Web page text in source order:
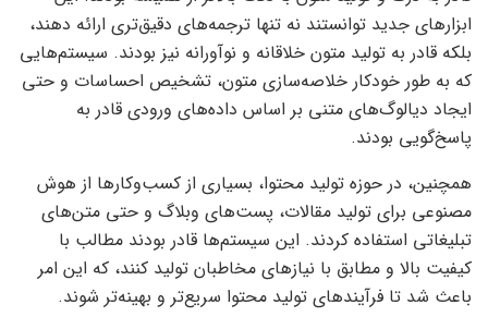
ابزارهای جدید توانستند نه تنها ترجمه‌های دقیق‌تری ارائه دهند،
بلکه قادر به تولید متون خلاقانه و نوآورانه نیز بودند. سیستم‌هایی
که به طور خودکار خلاصه‌سازی متون، تشخیص احساسات و حتی
ایجاد دیالوگ‌های متنی بر اساس داده‌های ورودی قادر به
پاسخ‌گویی بودند.
همچنین، در حوزه تولید محتوا، بسیاری از کسب‌وکارها از هوش
مصنوعی برای تولید مقالات، پست‌های وبلاگ و حتی متن‌های
تبلیغاتی استفاده کردند. این سیستم‌ها قادر بودند مطالب با
کیفیت بالا و مطابق با نیازهای مخاطبان تولید کنند، که این امر
باعث شد تا فرآیندهای تولید محتوا سریع‌تر و بهینه‌تر شوند.